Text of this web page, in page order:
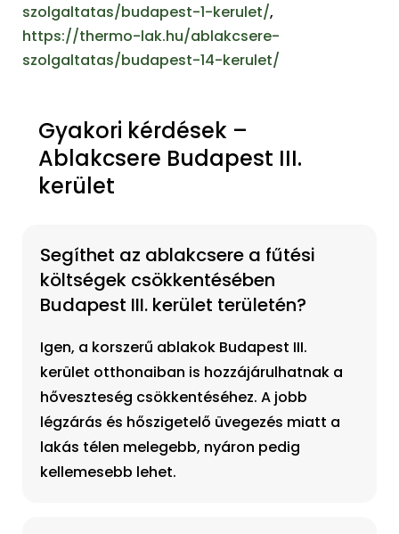
szolgaltatas/budapest-1-kerulet/,
https://thermo-lak.hu/ablakcsere-
szolgaltatas/budapest-14-kerulet/
Gyakori kérdések –
Ablakcsere Budapest III.
kerület
Segíthet az ablakcsere a fűtési
költségek csökkentésében
Budapest III. kerület területén?
Igen, a korszerű ablakok Budapest III.
kerület otthonaiban is hozzájárulhatnak a
hőveszteség csökkentéséhez. A jobb
légzárás és hőszigetelő üvegezés miatt a
lakás télen melegebb, nyáron pedig
kellemesebb lehet.